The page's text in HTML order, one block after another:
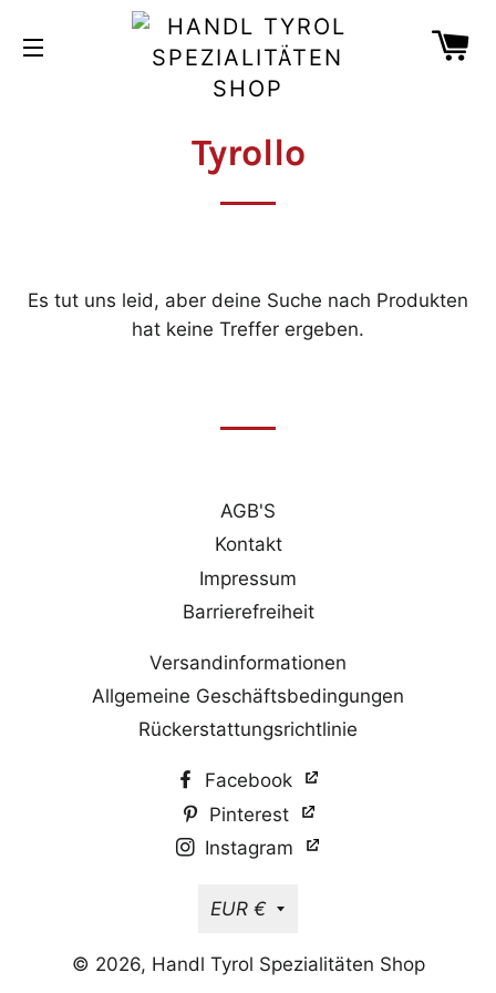
Zum Inhalt springen
Zum Menü springen
Fußzeile springen
Barrierefreiheits-Widget öffnen
SEITENNAVIGATION
Tyrollo
Es tut uns leid, aber deine Suche nach Produkten
hat keine Treffer ergeben.
AGB'S
Kontakt
Impressum
Barrierefreiheit
Versandinformationen
Allgemeine Geschäftsbedingungen
Rückerstattungsrichtlinie
Facebook (öffnet in neuem Tab)
Pinterest (öffnet in neuem Tab)
Instagram
(öffnet in neuem Tab)
Währung
EUR €
© 2026, Handl Tyrol Spezialitäten Shop